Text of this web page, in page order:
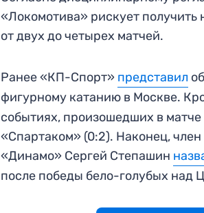
«Локомотива» рискует получить
от двух до четырех матчей.
Ранее «КП-Спорт» представил
фигурному катанию в Москве.
событиях, произошедших в
«Спартаком» (0:2). Наконец, член
«Динамо» Сергей Степашин
после победы бело-голубых над